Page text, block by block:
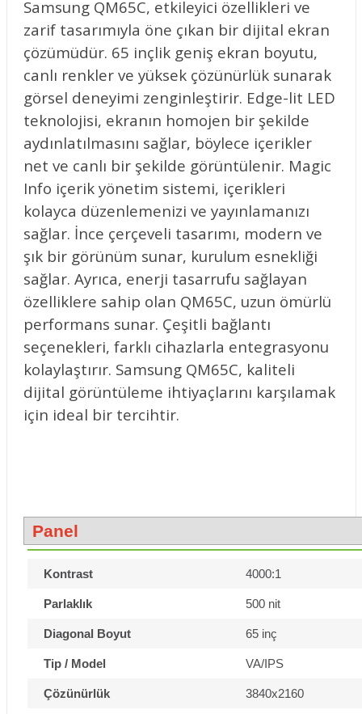
Samsung QM65C, etkileyici özellikleri ve
zarif tasarımıyla öne çıkan bir dijital ekran
çözümüdür. 65 inçlik geniş ekran boyutu,
canlı renkler ve yüksek çözünürlük sunarak
görsel deneyimi zenginleştirir. Edge-lit LED
teknolojisi, ekranın homojen bir şekilde
aydınlatılmasını sağlar, böylece içerikler
net ve canlı bir şekilde görüntülenir. Magic
Info içerik yönetim sistemi, içerikleri
kolayca düzenlemenizi ve yayınlamanızı
sağlar. İnce çerçeveli tasarımı, modern ve
şık bir görünüm sunar, kurulum esnekliği
sağlar. Ayrıca, enerji tasarrufu sağlayan
özelliklere sahip olan QM65C, uzun ömürlü
performans sunar. Çeşitli bağlantı
seçenekleri, farklı cihazlarla entegrasyonu
kolaylaştırır. Samsung QM65C, kaliteli
dijital görüntüleme ihtiyaçlarını karşılamak
için ideal bir tercihtir.
Panel
Kontrast 4000:1
Parlaklık 500 nit
Diagonal Boyut 65 inç
Tip / Model VA/IPS
Çözünürlük 3840x2160